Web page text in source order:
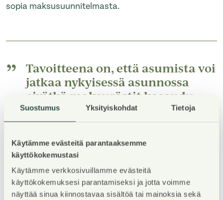
Suostumus Yksityiskohdat Tietoja
Käytämme evästeitä parantaaksemme
käyttökokemustasi
Käytämme verkkosivuillamme evästeitä
käyttökokemuksesi parantamiseksi ja jotta voimme
näyttää sinua kiinnostavaa sisältöä tai mainoksia sekä
sopia maksusuunnitelmasta.
Tavoitteena on, että asumista voi
jatkaa nykyisessä asunnossa
eivätkä maksurästit kasaudu.
Haastavammissa tilanteissa rästien voidaan sopia
menevän perintään. Maksuaikoja on mahdollista
pidentää ja maksueriä pienentää, kun sopii asiasta
perintätoimiston kanssa.